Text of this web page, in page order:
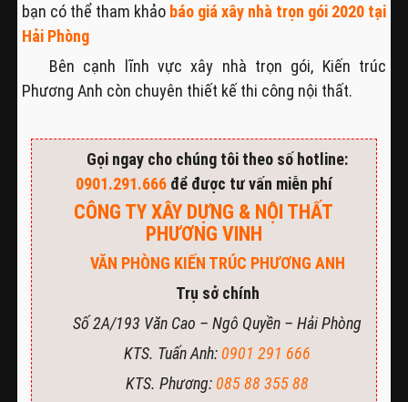
bạn có thể tham khảo báo giá xây nhà trọn gói 2020 tại
Hải Phòng
Bên cạnh lĩnh vực xây nhà trọn gói, Kiến trúc
Phương Anh còn chuyên thiết kế thi công nội thất.
Gọi ngay cho chúng tôi theo số hotline:
0901.291.666để được tư vấn miễn phí
CÔNG TY XÂY DỰNG & NỘI THẤT
PHƯƠNG VINH
VĂN PHÒNG KIẾN TRÚC PHƯƠNG ANH
Trụ sở chính
Số 2A/193 Văn Cao – Ngô Quyền – Hải Phòng
KTS. Tuấn Anh: 0901 291 666
KTS. Phương: 085 88 355 88